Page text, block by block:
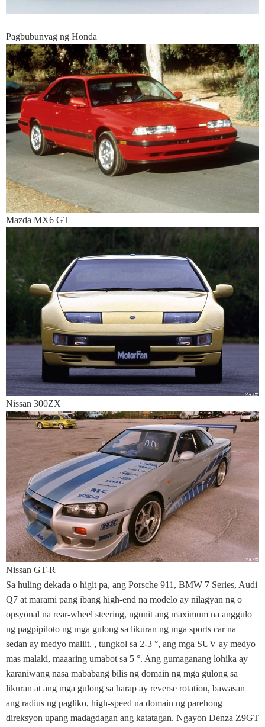
Pagbubunyag ng Honda
Mazda MX6 GT
Nissan 300ZX
Nissan GT-R
Sa huling dekada o higit pa, ang Porsche 911, BMW 7 Series, Audi
Q7 at marami pang ibang high-end na modelo ay nilagyan ng o
opsyonal na rear-wheel steering, ngunit ang maximum na anggulo
ng pagpipiloto ng mga gulong sa likuran ng mga sports car na
sedan ay medyo maliit. , tungkol sa 2-3 °, ang mga SUV ay medyo
mas malaki, maaaring umabot sa 5 °. Ang gumaganang lohika ay
karaniwang nasa mababang bilis ng domain ng mga gulong sa
likuran at ang mga gulong sa harap ay reverse rotation, bawasan
ang radius ng pagliko, high-speed na domain ng parehong
direksyon upang madagdagan ang katatagan. Ngayon Denza Z9GT